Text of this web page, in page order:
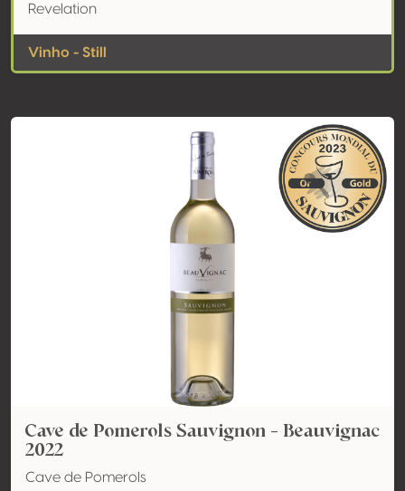
Revelation
Vinho - Still
Cave de Pomerols Sauvignon - Beauvignac
2022
Cave de Pomerols